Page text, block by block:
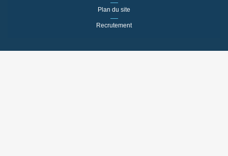
Plan du site
Recrutement